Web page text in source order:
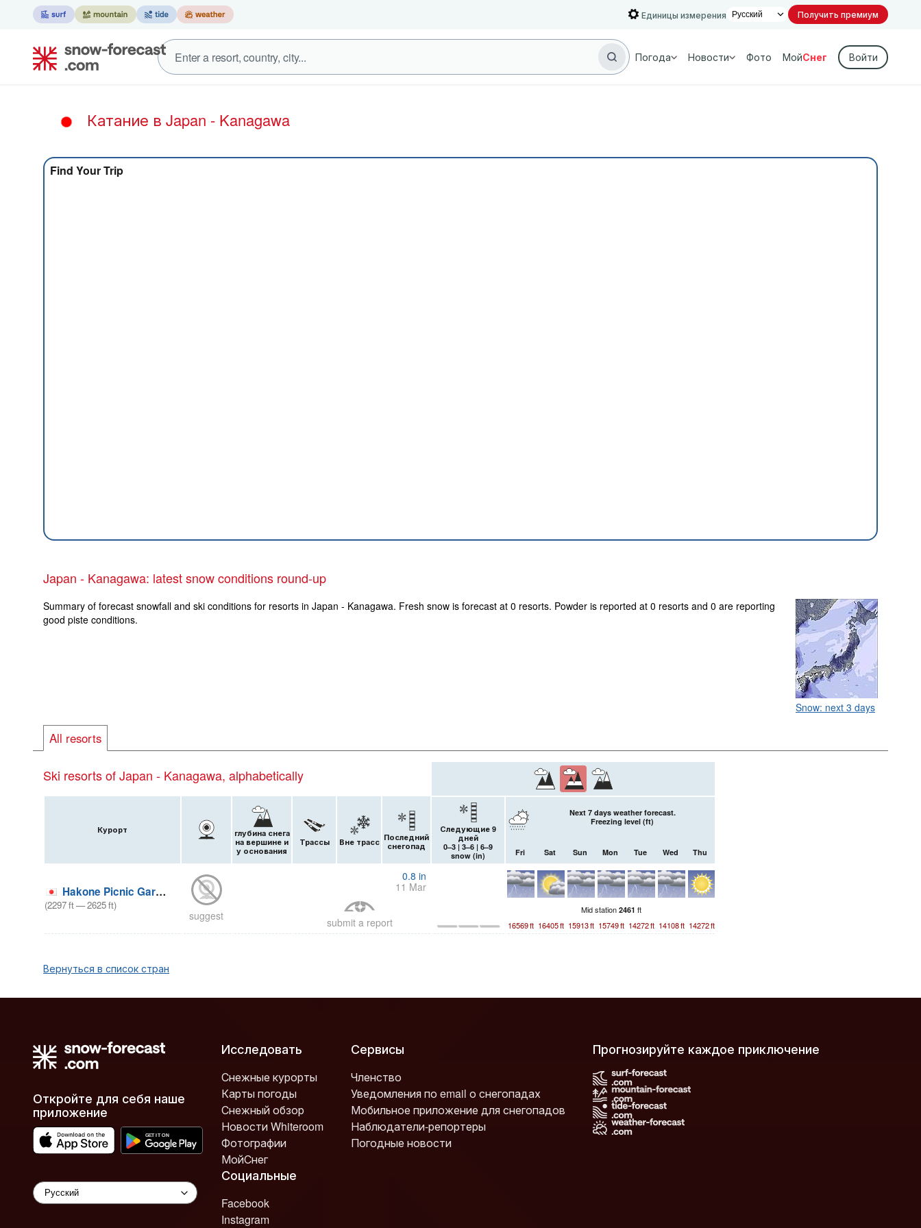
Единицы измерения Получить премиум
Погода Новости Фото МойСнег Войти
Катание в Japan - Kanagawa
Find Your Trip
Japan - Kanagawa: latest snow conditions round-up
Snow: next 3 days
Summary of forecast snowfall and ski conditions for resorts in Japan - Kanagawa. Fresh snow is forecast at 0 resorts. Powder is reported at 0 resorts and 0 are reporting
good piste conditions.
All resorts
Ski resorts of Japan - Kanagawa, alphabetically
Курорт
глубина снега
на вершине и
у основания
Трассы Вне трасс Последний
снегопад
Следующие 9
дней
0–3 | 3–6 | 6–9
snow (in)
Next 7 days weather forecast.
Freezing level (ft)
Fri Sat Sun Mon Tue Wed Thu
Hakone Picnic Garden Snowboard Park
(2297ft—2625ft)
suggest
0.8 in
11 Mar
submit a report
Mid station 2461 ft
16569ft 16405ft 15913ft 15749ft 14272ft 14108ft 14272ft
Вернуться в список стран
Откройте для себя наше
приложение
Исследовать
Снежные курорты
Карты погоды
Снежный обзор
Новости Whiteroom
Фотографии
МойСнег
Сервисы
Членство
Уведомления по email о снегопадах
Мобильное приложение для снегопадов
Наблюдатели-репортеры
Погодные новости
Социальные
Facebook
Instagram
Прогнозируйте каждое приключение